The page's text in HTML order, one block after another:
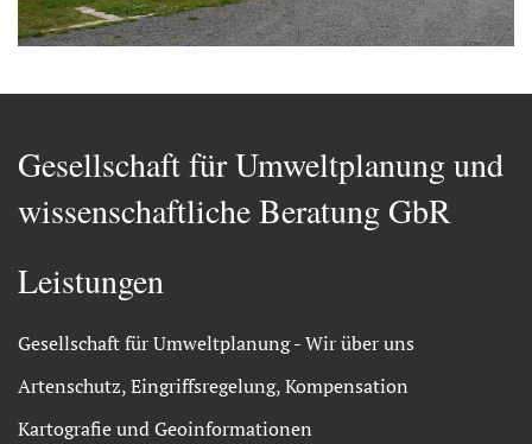
Gesellschaft für Umweltplanung und
wissenschaftliche Beratung GbR
Leistungen
Gesellschaft für Umweltplanung - Wir über uns
Artenschutz, Eingriffsregelung, Kompensation
Kartografie und Geoinformationen